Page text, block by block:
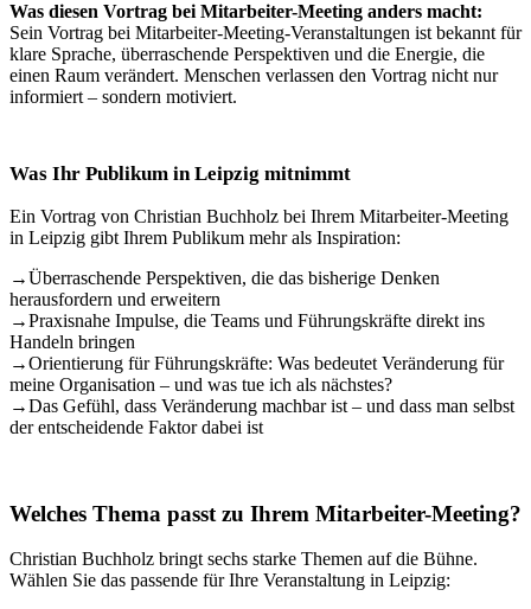
Was diesen Vortrag bei Mitarbeiter-Meeting anders macht:
Sein Vortrag bei Mitarbeiter-Meeting-Veranstaltungen ist bekannt für
klare Sprache, überraschende Perspektiven und die Energie, die
einen Raum verändert. Menschen verlassen den Vortrag nicht nur
informiert – sondern motiviert.
Was Ihr Publikum in Leipzig mitnimmt
Ein Vortrag von Christian Buchholz bei Ihrem Mitarbeiter-Meeting
in Leipzig gibt Ihrem Publikum mehr als Inspiration:
→Überraschende Perspektiven, die das bisherige Denken
herausfordern und erweitern
→Praxisnahe Impulse, die Teams und Führungskräfte direkt ins
Handeln bringen
→Orientierung für Führungskräfte: Was bedeutet Veränderung für
meine Organisation – und was tue ich als nächstes?
→Das Gefühl, dass Veränderung machbar ist – und dass man selbst
der entscheidende Faktor dabei ist
Welches Thema passt zu Ihrem Mitarbeiter-Meeting?
Christian Buchholz bringt sechs starke Themen auf die Bühne.
Wählen Sie das passende für Ihre Veranstaltung in Leipzig: